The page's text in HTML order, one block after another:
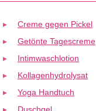
Creme gegen Pickel
Getönte Tagescreme
Intimwaschlotion
Kollagenhydrolysat
Yoga Handtuch